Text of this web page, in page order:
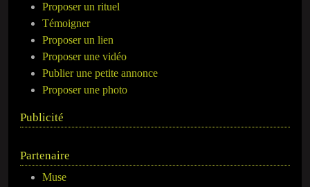
Proposer un rituel
Témoigner
Proposer un lien
Proposer une vidéo
Publier une petite annonce
Proposer une photo
Publicité
Partenaire
Muse